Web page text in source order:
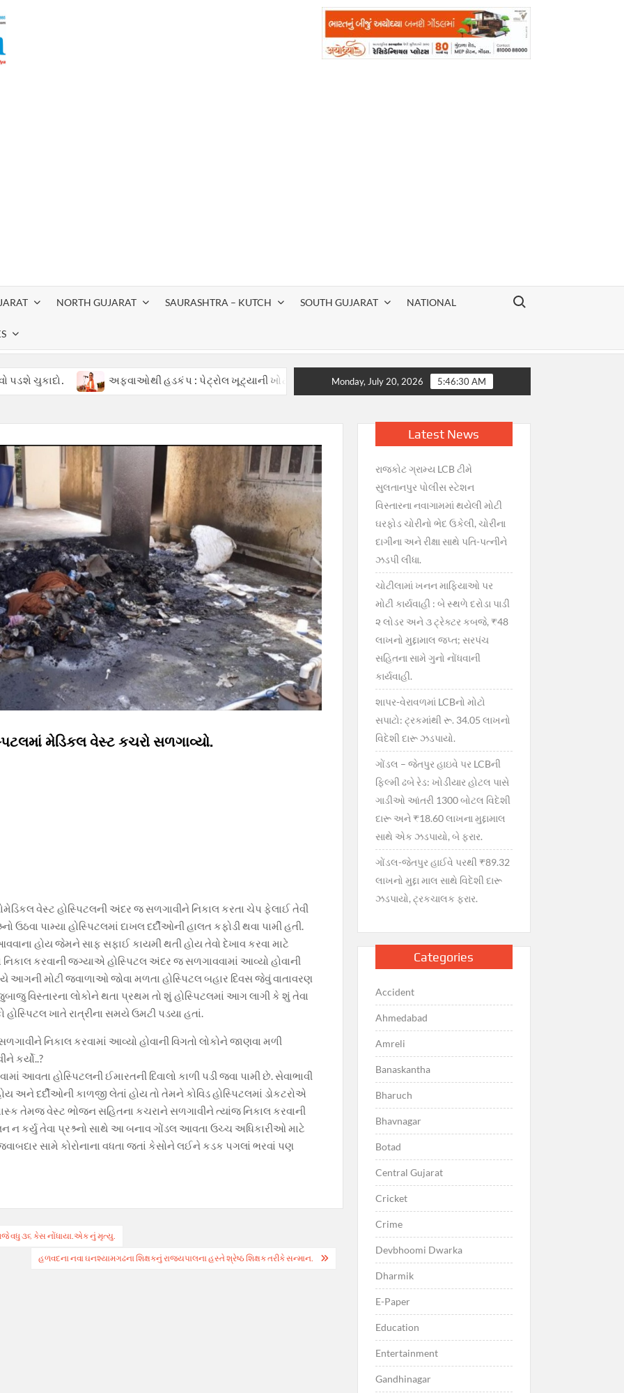
NORTH GUJARAT SAURASHTRA – KUTCH SOUTH GUJARAT NATIONAL
Search for:
અફવાઓથી હડકંપ : પેટ્રોલ ખૂટ્યાની ખોટી વાતોથી ગુજરાતમાં ગભરાટ, સરકારની તાત્કાલિક સ્પષ્ટતા : જથ્થો પૂરતો છે, અફવાઓથી
Monday, July 20, 2026 5:46:30 AM
મેડિકલ વેસ્ટ કચરો સળગાવ્યો.
વેસ્ટ હોસ્પિટલની અંદર જ સળગાવીને નિકાલ કરતા ચેપ ફેલાઈ તેવી
ઉઠવા પામ્યા હોસ્પિટલમાં દાખલ દર્દીઓની હાલત કફોડી થવા પામી હતી.
હોય જેમને સાફ સફાઈ કાયમી થતી હોય તેવો દેખાવ કરવા માટે
નિકાલ કરવાની જગ્યાએ હોસ્પિટલ અંદર જ સળગાવવામાં આવ્યો હોવાની
આગની મોટી જ્વાળાઓ જોવા મળતા હોસ્પિટલ બહાર દિવસ જેવું વાતાવરણ
લોકોને થતા પ્રથમ તો શું હોસ્પિટલમાં આગ લાગી કે શું તેવા
ખાતે રાત્રીના સમયે ઉમટી પડયા હતાં.
નિકાલ કરવામાં આવ્યો હોવાની વિગતો લોકોને જાણવા મળી
કર્યો..?
આવતા હોસ્પિટલની ઈમારતની દિવાલો કાળી પડી જવા પામી છે. સેવાભાવી
અને દર્દીઓની કાળજી લેતાં હોય તો તેમને કોવિડ હોસ્પિટલમાં ડોકટરોએ
તેમજ વેસ્ટ ભોજન સહિતના કચરાને સળગાવીને ત્યાંજ નિકાલ કરવાની
ન કર્યુ તેવા પ્રશ્ર્નો સાથે આ બનાવ ગોંડલ આવતા ઉચ્ચ અધિકારીઓ માટે
સામે કોરોનાના વધતા જતાં કેસોને લઈને કડક પગલાં ભરવાં પણ
વધુ ૩૬ કેસ નોંધાયા.એક નું મૃત્યુ.
હળવદના નવા ઘનશ્યામગઢના શિક્ષકનું રાજ્યપાલના હસ્તે શ્રેષ્ઠ શિક્ષક તરીકે સન્માન.
Latest News
રાજકોટ ગ્રામ્ય LCB ટીમે
સુલતાનપુર પોલીસ સ્ટેશન
વિસ્તારના નવાગામમાં થયેલી મોટી
ઘરફોડ ચોરીનો ભેદ ઉકેલી, ચોરીના
દાગીના અને રીક્ષા સાથે પતિ-પત્નીને
ઝડપી લીધા.
ચોટીલામાં ખનન માફિયાઓ પર
મોટી કાર્યવાહી : બે સ્થળે દરોડા પાડી
૨ લોડર અને ૩ ટ્રેક્ટર કબજે, ₹48
લાખનો મુદ્દામાલ જપ્ત; સરપંચ
સહિતના સામે ગુનો નોંધવાની
કાર્યવાહી.
શાપર-વેરાવળમાં LCBનો મોટો
સપાટો: ટ્રકમાંથી રૂ. 34.05 લાખનો
વિદેશી દારૂ ઝડપાયો.
ગોંડલ – જેતપુર હાઇવે પર LCBની
ફિલ્મી ઢબે રેડ: ખોડીયાર હોટલ પાસે
ગાડીઓ આંતરી 1300 બોટલ વિદેશી
દારૂ અને ₹18.60 લાખના મુદ્દામાલ
સાથે એક ઝડપાયો, બે ફરાર.
ગોંડલ-જેતપુર હાઈવે પરથી ₹89.32
લાખનો મુદ્દા માલ સાથે વિદેશી દારૂ
ઝડપાયો, ટ્રકચાલક ફરાર.
Categories
Accident
Ahmedabad
Amreli
Banaskantha
Bharuch
Bhavnagar
Botad
Central Gujarat
Cricket
Crime
Devbhoomi Dwarka
Dharmik
E-Paper
Education
Entertainment
Gandhinagar